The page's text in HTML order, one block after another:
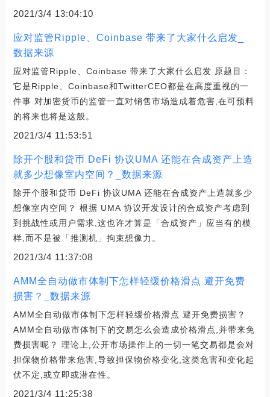
2021/3/4 13:04:10
应对监管Ripple、Coinbase 带来了大家什么启发_
数据来源
应对监管Ripple、Coinbase 带来了大家什么启发 原题目：
它是Ripple、Coinbase和TwitterCEO都是在高度重视的一
件事 对加密货币的监管一直对销售市场造成着危害,在可预料
的将来也将是这般。
2021/3/4 11:53:51
除开个股和贷币 DeFi 协议UMA 还能在合成资产上造
就多少想像室内空间？_数据来源
除开个股和贷币 DeFi 协议UMA 还能在合成资产上造就多少
想像室内空间？ 根据 UMA 协议开发设计的合成资产考虑到
到挑战性或用户需求,这也许才算是「合成资产」应当有的模
样,而不是被「推测机」拘束想像力。
2021/3/4 11:37:08
AMM全自动做市体制下怎样轻缓价格滑点 避开免费
损害？_数据来源
AMM全自动做市体制下怎样轻缓价格滑点 避开免费损害？
AMM全自动做市体制下的交易怎么会造成价格滑点,并带来免
费损害呢？ 理论上,公开市场操作上的一切一笔交易都是会对
担保物价格带来危害,导致担保物价格变化,这类危害和变化起
伏不定,或立即或潜在性。
2021/3/4 11:25:38